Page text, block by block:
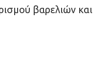
βαρελιών και